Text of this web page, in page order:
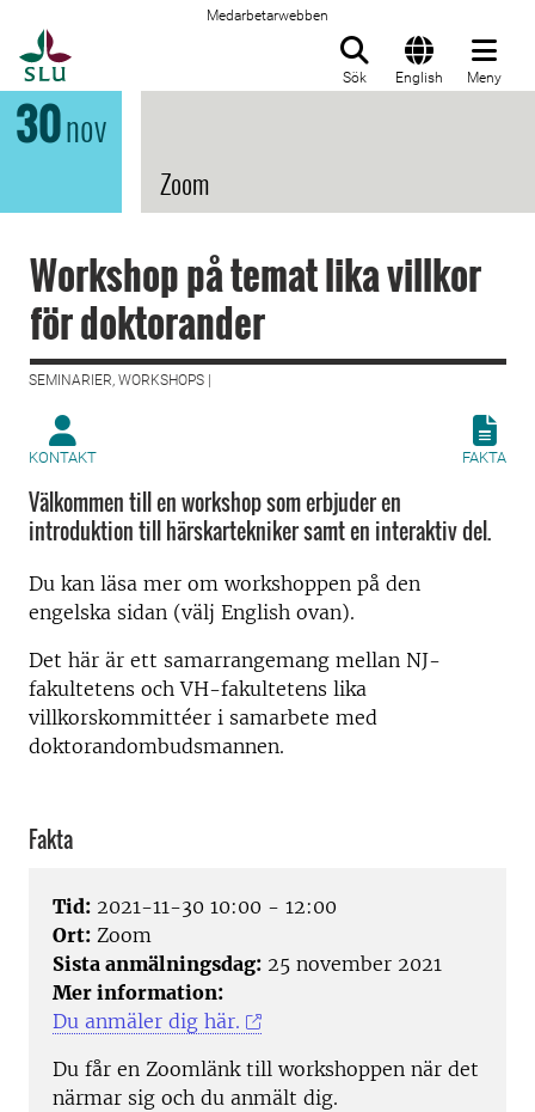
Medarbetarwebben
Sök English Meny
30nov
Zoom
Workshop på temat lika villkor
för doktorander
SEMINARIER, WORKSHOPS |
KONTAKT FAKTA
Välkommen till en workshop som erbjuder en
introduktion till härskartekniker samt en interaktiv del.
Du kan läsa mer om workshoppen på den
engelska sidan (välj English ovan).
Det här är ett samarrangemang mellan NJ-
fakultetens och VH-fakultetens lika
villkorskommittéer i samarbete med
doktorandombudsmannen.
Fakta
Tid: 2021-11-30 10:00 - 12:00
Ort: Zoom
Sista anmälningsdag: 25 november 2021
Mer information:
Du anmäler dig här.
Du får en Zoomlänk till workshoppen när det
närmar sig och du anmält dig.